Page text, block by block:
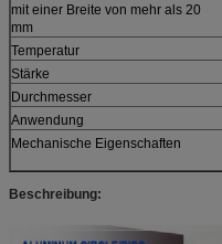
mit einer Breite von mehr als 20
mm
Temperatur
Stärke
Durchmesser
Anwendung
Mechanische Eigenschaften
Beschreibung: